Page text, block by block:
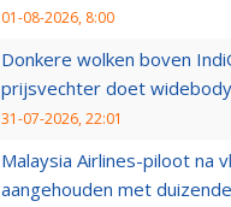
01-08-2026, 8:00
Donkere wolken boven
prijsvechter doet
31-07-2026, 22:01
Malaysia Airlines-piloot na
aangehouden met